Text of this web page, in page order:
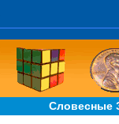
Словесные